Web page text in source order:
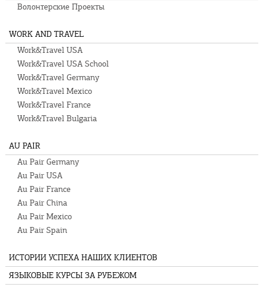
Волонтерские Проекты
WORK AND TRAVEL
Work&Travel USA
Work&Travel USA School
Work&Travel Germany
Work&Travel Mexico
Work&Travel France
Work&Travel Bulgaria
AU PAIR
Au Pair Germany
Au Pair USA
Au Pair France
Au Pair China
Au Pair Mexico
Au Pair Spain
ИСТОРИИ УСПЕХА НАШИХ КЛИЕНТОВ
ЯЗЫКОВЫЕ КУРСЫ ЗА РУБЕЖОМ